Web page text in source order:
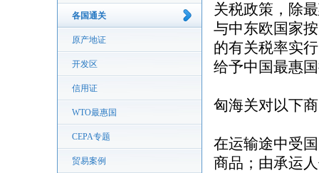
各国通关
原产地证
开发区
信用证
WTO最惠国
CEPA专题
贸易案例
关税政策，除
与中东欧国家
的有关税率实
给予中国最惠
匈海关对以下
在运输途中受
商品；由承运